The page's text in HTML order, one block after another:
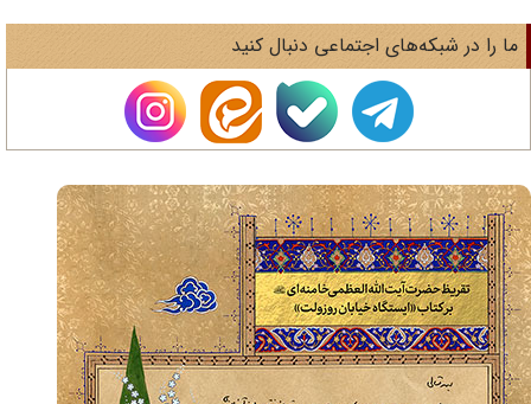
را در شبکه‌های اجتماعی دنبال کنید